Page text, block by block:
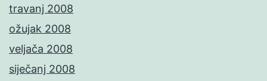
travanj 2008
ožujak 2008
veljača 2008
siječanj 2008